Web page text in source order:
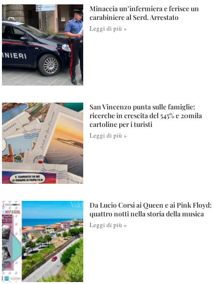
Minaccia un’infermiera e ferisce un
carabiniere al Serd. Arrestato
Leggi di più »
San Vincenzo punta sulle famiglie:
ricerche in crescita del 545% e 20mila
cartoline per i turisti
Leggi di più »
Da Lucio Corsi ai Queen e ai Pink Floyd:
quattro notti nella storia della musica
Leggi di più »